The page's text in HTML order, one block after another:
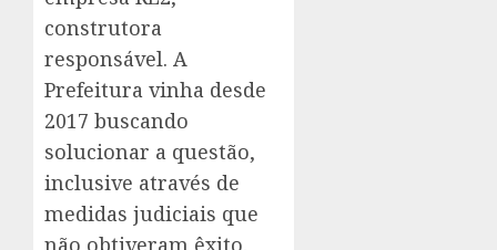
construtora
responsável. A
Prefeitura vinha desde
2017 buscando
solucionar a questão,
inclusive através de
medidas judiciais que